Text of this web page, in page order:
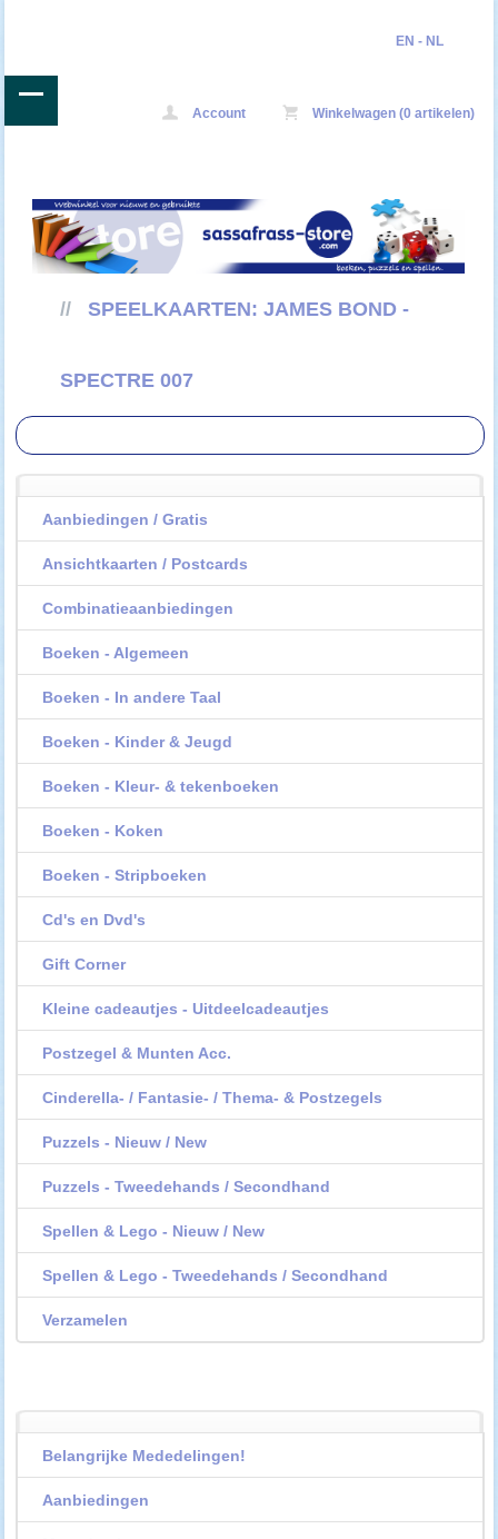
EN - NL
Account Winkelwagen (0 artikelen)
// SPEELKAARTEN: JAMES BOND -
SPECTRE 007
Aanbiedingen / Gratis
Ansichtkaarten / Postcards
Combinatieaanbiedingen
Boeken - Algemeen
Boeken - In andere Taal
Boeken - Kinder & Jeugd
Boeken - Kleur- & tekenboeken
Boeken - Koken
Boeken - Stripboeken
Cd's en Dvd's
Gift Corner
Kleine cadeautjes - Uitdeelcadeautjes
Postzegel & Munten Acc.
Cinderella- / Fantasie- / Thema- & Postzegels
Puzzels - Nieuw / New
Puzzels - Tweedehands / Secondhand
Spellen & Lego - Nieuw / New
Spellen & Lego - Tweedehands / Secondhand
Verzamelen
Belangrijke Mededelingen!
Aanbiedingen